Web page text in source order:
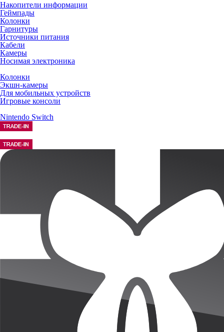
Накопители информации
Геймпады
Колонки
Гарнитуры
Источники питания
Кабели
Камеры
Носимая электроника
Колонки
Экшн-камеры
Для мобильных устройств
Игровые консоли
Nintendo Switch